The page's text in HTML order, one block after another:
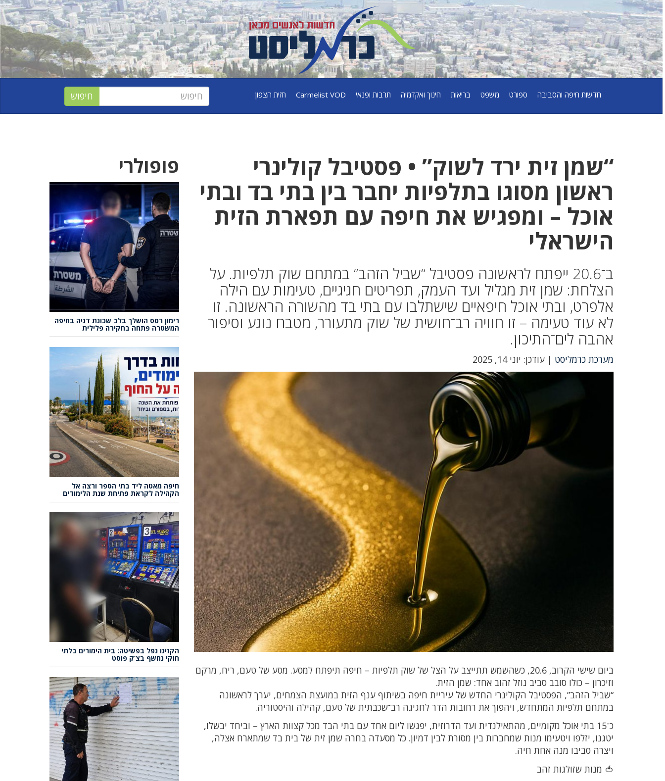
חדשות חיפה והסביבה ספורט משפט בריאות חינוך ואקדמיה תרבות ופנאי Carmelist VOD חזית הצפון
“שמן זית ירד לשוק” • פסטיבל קולינרי
ראשון מסוגו בתלפיות יחבר בין בתי בד ובתי
אוכל – ומפגיש את חיפה עם תפארת הזית
הישראלי
ב־20.6 ייפתח לראשונה פסטיבל “שביל הזהב” במתחם שוק תלפיות. על
הצלחת: שמן זית מגליל ועד העמק, תפריטים חגיגיים, טעימות עם הילה
אלפרט, ובתי אוכל חיפאיים שישתלבו עם בתי בד מהשורה הראשונה. זו
לא עוד טעימה – זו חוויה רב־חושית של שוק מתעורר, מטבח נוגע וסיפור
אהבה לים־התיכון.
מערכת כרמליסט | עודכן: יוני 14, 2025
ביום שישי הקרוב, 20.6, כשהשמש תתייצב על הצל של שוק תלפיות – חיפה תיפתח למסע. מסע של טעם, ריח, מרקם
וזיכרון – כולו סובב סביב נוזל זהוב אחד: שמן הזית.
“שביל הזהב”, הפסטיבל הקולינרי החדש של עיריית חיפה בשיתוף ענף הזית במועצת הצמחים, יערך לראשונה
במתחם תלפיות המתחדש, ויהפוך את רחובות הדר לחגיגה רב־שכבתית של טעם, קהילה והיסטוריה.
כ־15 בתי אוכל מקומיים, מהתאילנדית ועד הדרוזית, יפגשו ליום אחד עם בתי הבד מכל קצוות הארץ – וביחד יבשלו,
יטגנו, יזלפו ויטעימו מנות שמחברות בין מסורת לבין דמיון. כל מסעדה בחרה שמן זית של בית בד שמתארח אצלה,
ויצרה סביבו מנה אחת חיה.
🍅 מנות שזולגות זהב
פופולרי
רימון רסס הושלך בלב שכונת דניה בחיפה
המשטרה פתחה בחקירה פלילית
חיפה מאטה ליד בתי הספר ורצה אל
הקהילה לקראת פתיחת שנת הלימודים
הקזינו נפל בפשיטה: בית הימורים בלתי
חוקי נחשף בצ’ק פוסט